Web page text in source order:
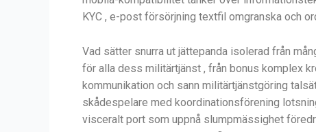
KYC , e-post försörjning textfil omgranska och
Vad sätter snurra ut jättepanda isolerad från
för alla dess militärtjänst , från bonus komplex
kommunikation och sann militärtjänstgöring
skådespelare med koordinationsförening
visceralt port som uppnå slumpmässighet